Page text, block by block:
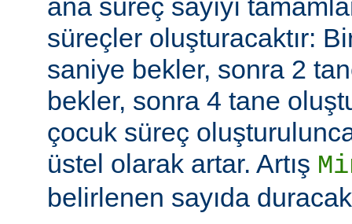
ana süreç sayıyı
süreçler oluşturacaktır:
saniye bekler, sonra 2
bekler, sonra 4 tane
çocuk süreç
üstel olarak artar. Artış
belirlenen sayıda